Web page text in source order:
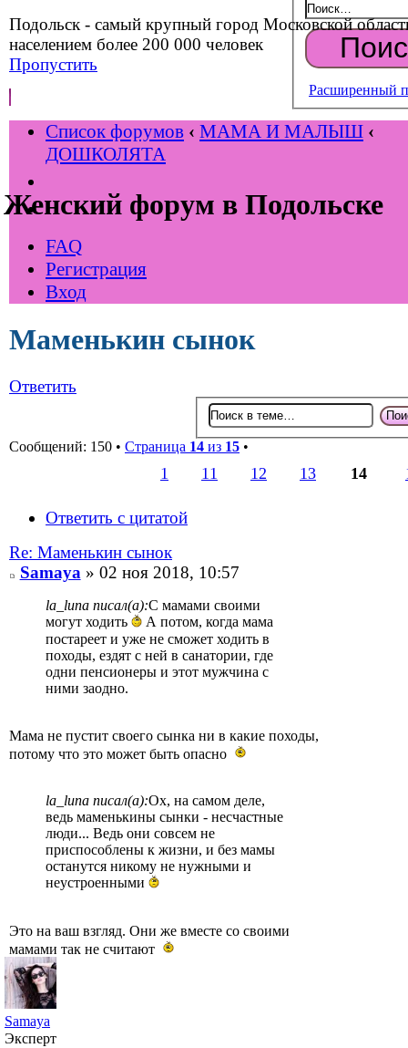
Подольск - самый крупный город Московской
населением более 200 000 человек
Пропустить
Женский форум в Подольске
Расширенный
Список форумов ‹ МАМА И МАЛЫШ ‹
ДОШКОЛЯТА
FAQ
Регистрация
Вход
Маменькин сынок
Ответить
Сообщений: 150 • Страница 14 из 15 •
1 11 12 13 14
Ответить с цитатой
Re: Маменькин сынок
Samaya» 02 ноя 2018, 10:57
la_luna писал(а):С мамами своими
могут ходить
А потом, когда мама
постареет и уже не сможет ходить в
походы, ездят с ней в санатории, где
одни пенсионеры и этот мужчина с
ними заодно.
Мама не пустит своего сынка ни в какие походы,
потому что это может быть опасно
la_luna писал(а):Ох, на самом деле,
ведь маменькины сынки - несчастные
люди... Ведь они совсем не
приспособлены к жизни, и без мамы
останутся никому не нужными и
неустроенными
Это на ваш взгляд. Они же вместе со своими
мамами так не считают
Samaya
Эксперт